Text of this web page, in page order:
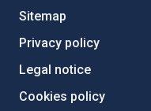
Sitemap
Privacy policy
Legal notice
Cookies policy